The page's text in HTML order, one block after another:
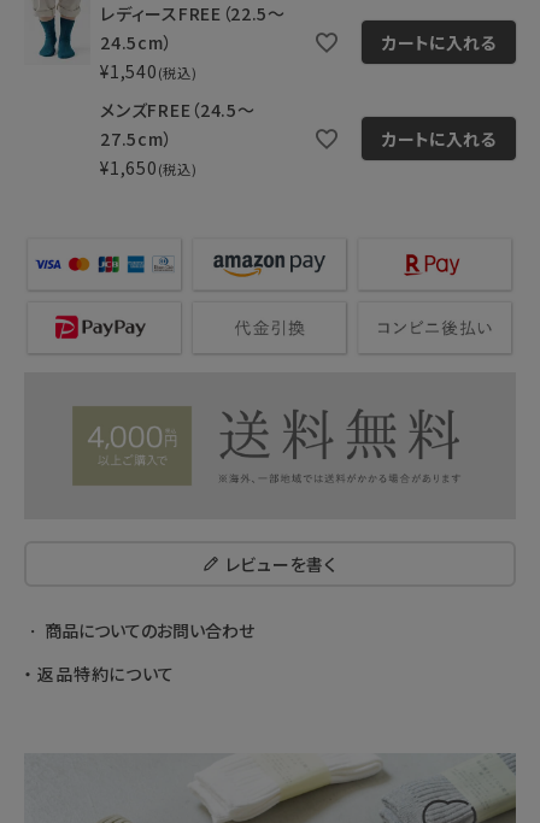
レディースFREE（22.5～
24.5cm）
¥1,540 税込
カートに入れる
メンズFREE（24.5～
27.5cm）
¥1,650 税込
カートに入れる
レビューを書く
商品についてのお問い合わせ
返品特約について